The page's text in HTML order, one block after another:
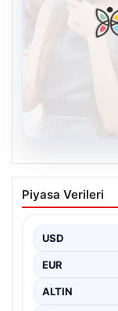
Adresi Ve
kurması
Piyasa Verileri
USD
EUR
ALTIN